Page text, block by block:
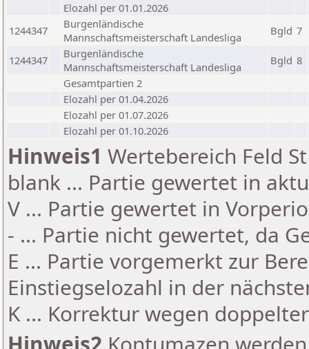
Elozahl per 01.01.2026
1244347
Burgenländische
Mannschaftsmeisterschaft Landesliga
Bgld 7
1244347
Burgenländische
Mannschaftsmeisterschaft Landesliga
Bgld 8
Gesamtpartien 2
Elozahl per 01.04.2026
Elozahl per 01.07.2026
Elozahl per 01.10.2026
Hinweis1 Wertebereich Feld
blank ... Partie gewertet in
V ... Partie gewertet in
- ... Partie nicht gewertet, da
E ... Partie vorgemerkt zur
Einstiegselozahl in der
K ... Korrektur wegen